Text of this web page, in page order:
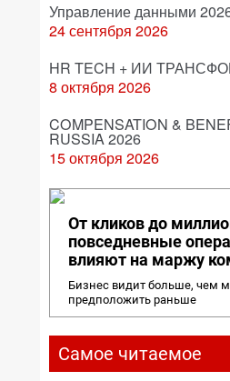
Управление данными
24 сентября 2026
HR TECH + ИИ
8 октября 2026
COMPENSATION &
RUSSIA 2026
15 октября 2026
От кликов до
повседневные
влияют на маржу
Бизнес видит больше, чем
предположить раньше
Самое читаемое